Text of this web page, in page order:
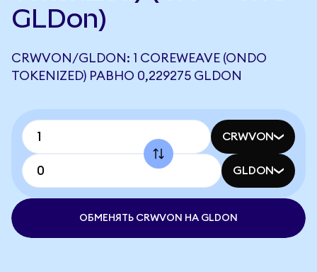
GLDon)
CRWVON/GLDON: 1 COREWEAVE (ONDO
TOKENIZED) РАВНО 0,229275 GLDON
CRWVON
GLDON
ОБМЕНЯТЬ CRWVON НА GLDON